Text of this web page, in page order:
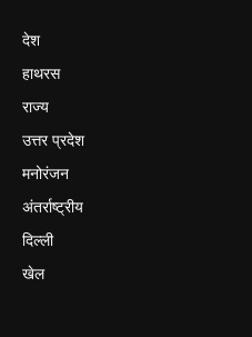
देश
हाथरस
राज्य
उत्तर प्रदेश
मनोरंजन
अंतर्राष्ट्रीय
दिल्ली
खेल